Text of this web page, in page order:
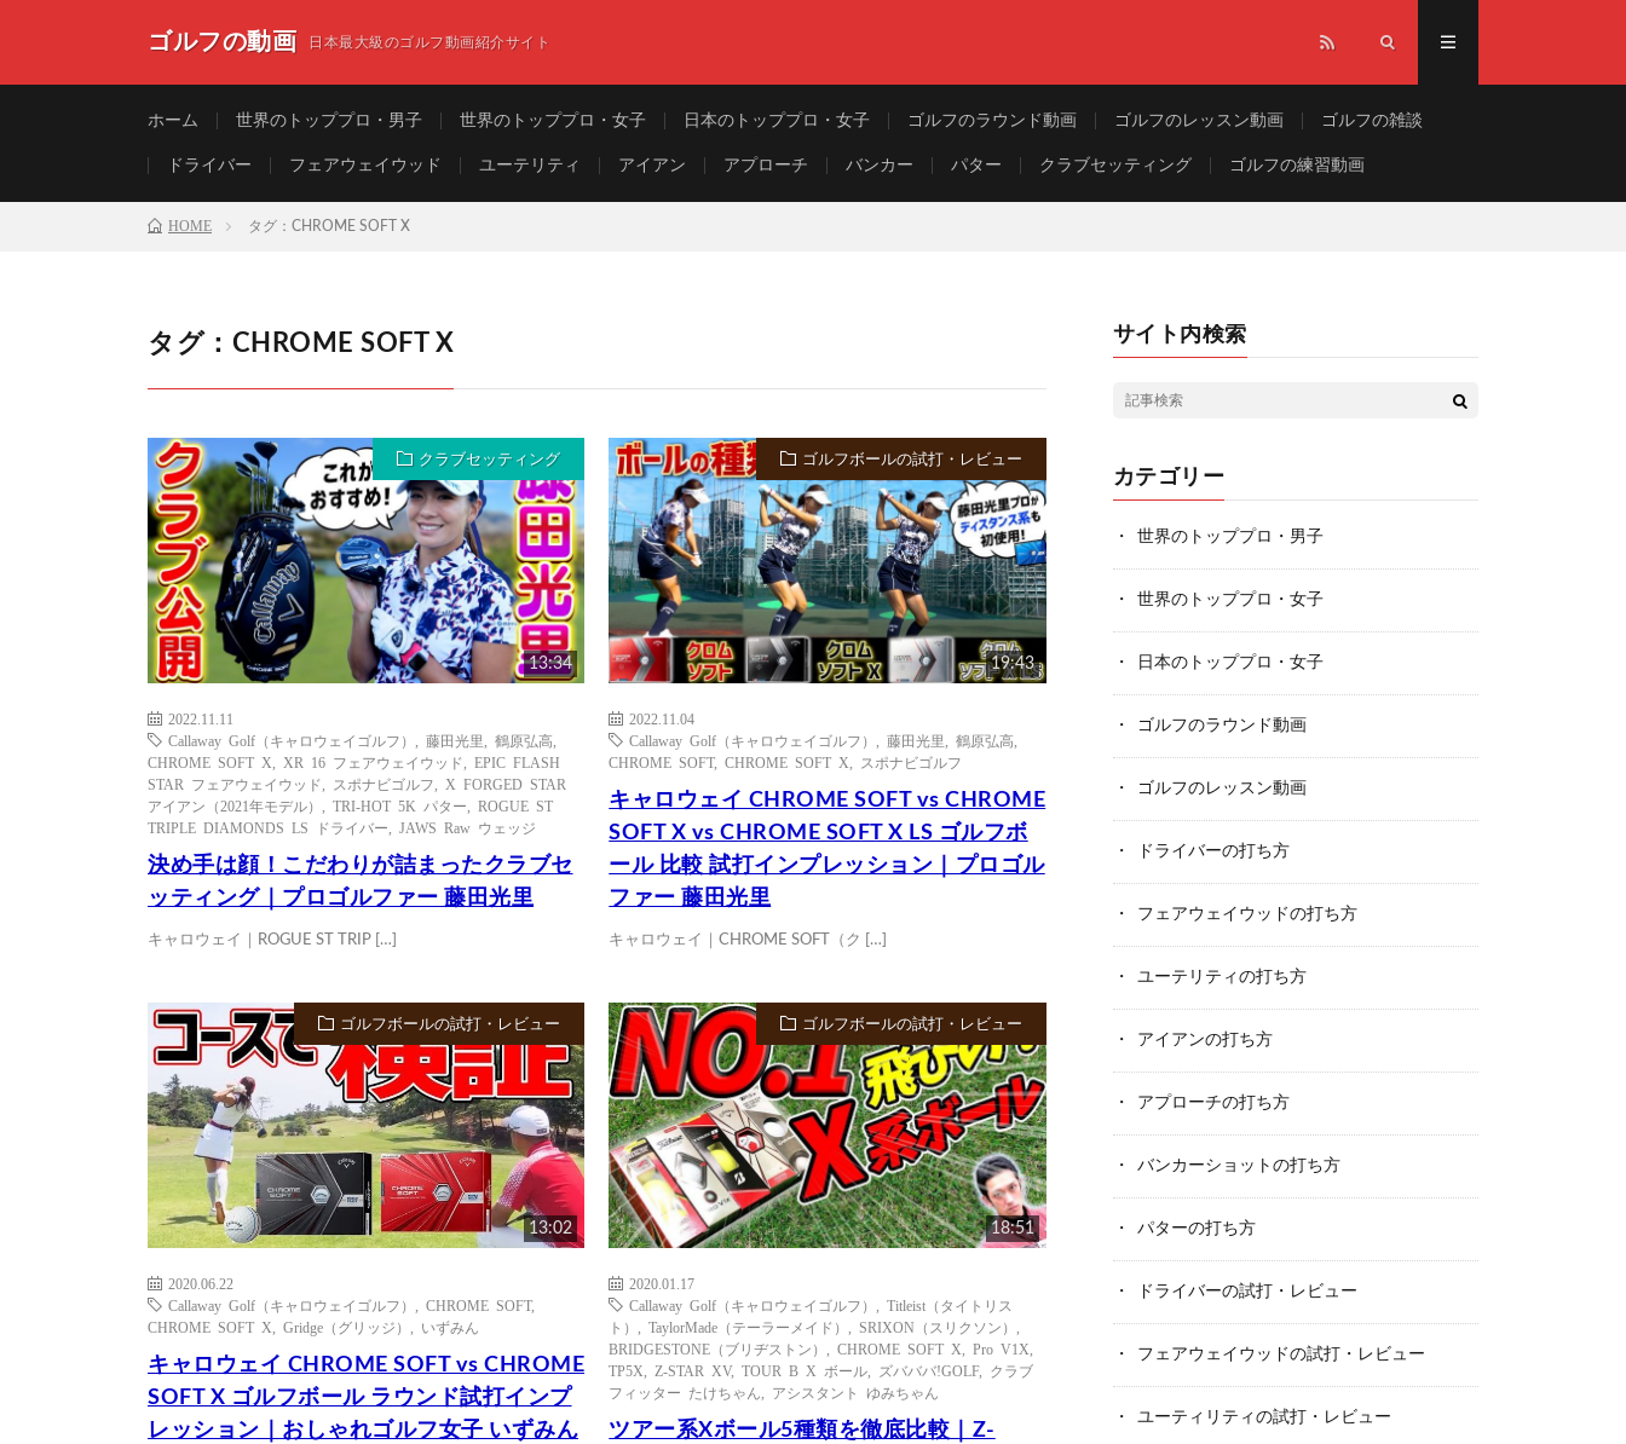
ゴルフの動画 日本最大級のゴルフ動画紹介サイト
ホーム 世界のトッププロ・男子 世界のトッププロ・女子 日本のトッププロ・女子 ゴルフのラウンド動画 ゴルフのレッスン動画 ゴルフの雑談
ドライバー フェアウェイウッド ユーテリティ アイアン アプローチ バンカー パター クラブセッティング ゴルフの練習動画
HOME タグ：CHROME SOFT X
タグ：CHROME SOFT X
クラブセッティング
13:34
2022.11.11
Callaway Golf（キャロウェイゴルフ）
藤田光里 鶴原弘高
CHROME SOFT X
XR 16 フェアウェイウッド
EPIC FLASH
STAR フェアウェイウッド
スポナビゴルフ
X FORGED STAR
アイアン（2021年モデル）
TRI-HOT 5K パター
ROGUE ST
TRIPLE DIAMONDS LS ドライバー
JAWS Raw ウェッジ
決め手は顔！こだわりが詰まったクラブセ
ッティング｜プロゴルファー 藤田光里
キャロウェイ｜ROGUE ST TRIP […]
ゴルフボールの試打・レビュー
19:43
2022.11.04
Callaway Golf（キャロウェイゴルフ）
,藤田光里 ,鶴原弘高
CHROME SOFT,CHROME SOFT X スポナビゴルフ
キャロウェイ CHROME SOFT vs CHROME
SOFT X vs CHROME SOFT X LS ゴルフボ
ール 比較 試打インプレッション｜プロゴル
ファー 藤田光里
キャロウェイ｜CHROME SOFT（ク […]
ゴルフボールの試打・レビュー
13:02
2020.06.22
Callaway Golf（キャロウェイゴルフ）
CHROME SOFT,
CHROME SOFT X
Gridge（グリッジ） いずみん
キャロウェイ CHROME SOFT vs CHROME
SOFT X ゴルフボール ラウンド試打インプ
レッション｜おしゃれゴルフ女子 いずみん
ゴルフボールの試打・レビュー
18:51
2020.01.17
Callaway Golf（キャロウェイゴルフ）
,Titleist（タイトリス
ト）
,TaylorMade（テーラーメイド） ,SRIXON（スリクソン）
BRIDGESTONE（ブリヂストン）
,CHROME SOFT X ,Pro V1X
TP5X
Z-STAR XV,TOUR B X ボール ズバババ!GOLF, クラブ
フィッター たけちゃん
アシスタント ゆみちゃん
ツアー系Xボール5種類を徹底比較｜Z-
サイト内検索
カテゴリー
世界のトッププロ・男子
世界のトッププロ・女子
日本のトッププロ・女子
ゴルフのラウンド動画
ゴルフのレッスン動画
ドライバーの打ち方
フェアウェイウッドの打ち方
ユーテリティの打ち方
アイアンの打ち方
アプローチの打ち方
バンカーショットの打ち方
パターの打ち方
ドライバーの試打・レビュー
フェアウェイウッドの試打・レビュー
ユーティリティの試打・レビュー